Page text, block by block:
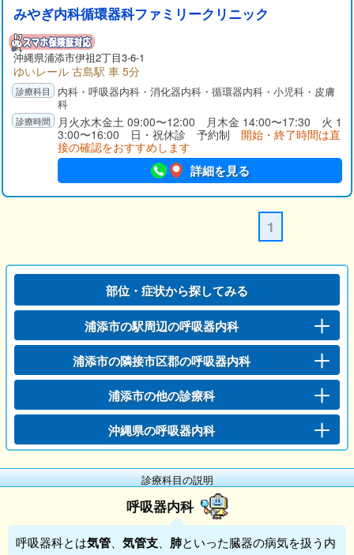
みやぎ内科循環器科ファミリークリニック
沖縄県浦添市伊祖2丁目3-6-1
ゆいレール 古島駅 車 5分
内科・呼吸器内科・消化器内科・循環器内科・小児科・皮膚
科
月火水木金土 09:00〜12:00 月木金 14:00〜17:30 火 1
3:00〜16:00 日・祝休診 予約制 開始・終了時間は直
接の確認をおすすめします
詳細を見る
1
部位・症状から探してみる
浦添市の駅周辺の呼吸器内科
浦添市の隣接市区郡の呼吸器内科
浦添市の他の診療科
沖縄県の呼吸器内科
診療科目の説明
呼吸器内科
呼吸器科とは気管 気管支 肺といった臓器の病気を扱う内